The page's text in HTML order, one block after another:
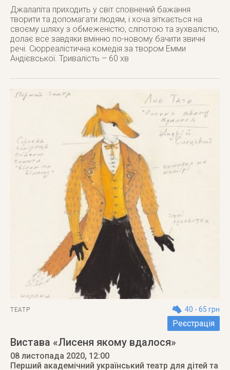
Джалапіта приходить у світ сповнений бажання
творити та допомагати людям, і хоча зіткається на
своєму шляху з обмеженістю, сліпотою та зухвалістю,
долає все завдяки вмінню по-новому бачити звичні
речі. Сюрреалістична комедія за твором Емми
Андієвської. Тривалість – 60 хв
ТЕАТР 40 - 65 грн
Реєстрація
Вистава «Лисеня якому вдалося»
08 листопада 2020, 12:00
Перший академічний український театр для дітей та